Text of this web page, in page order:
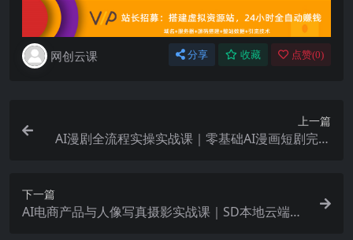
网创云课 分享 收藏 点赞(0)
上一篇
AI漫剧全流程实操实战课｜零基础AI漫画短剧完整
下一篇
AI电商产品与人像写真摄影实战课｜SD本地云端部